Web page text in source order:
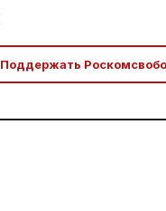
Поддержать